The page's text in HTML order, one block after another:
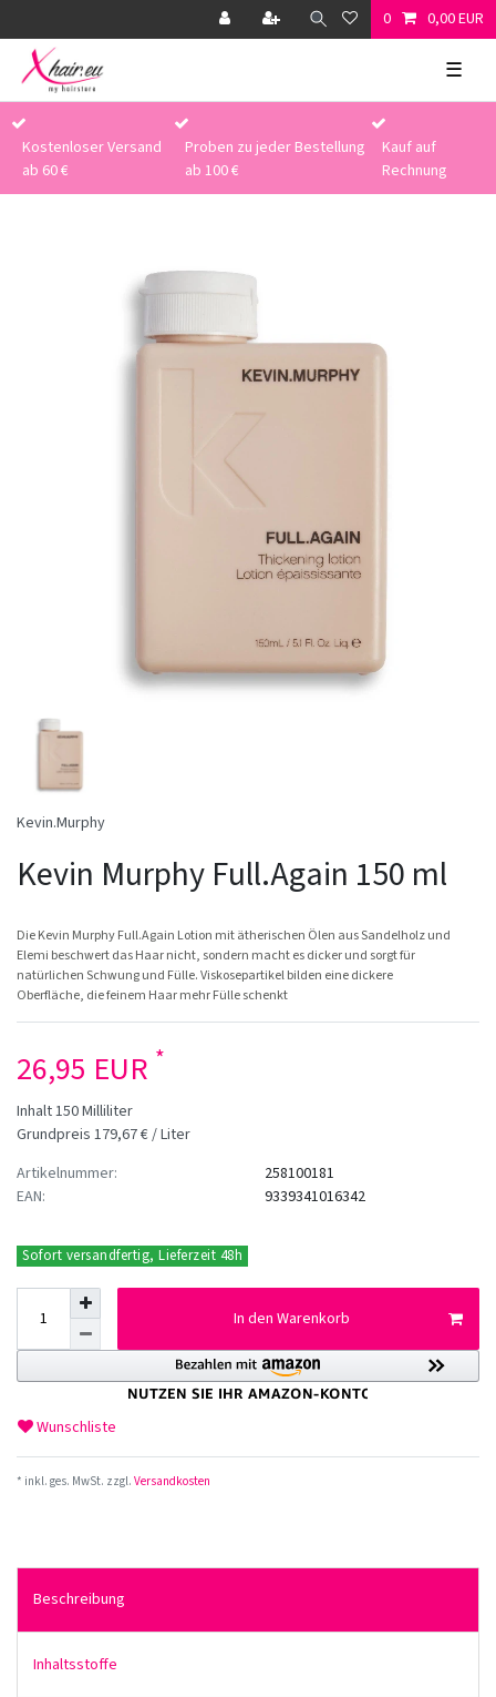
0 0,00 EUR
☰
Kostenloser Versand
ab 60 €
Proben zu jeder Bestellung
ab 100 €
Kauf auf
Rechnung
Kevin.Murphy
Kevin Murphy Full.Again 150 ml
Die Kevin Murphy Full.Again Lotion mit ätherischen Ölen aus Sandelholz und
Elemi beschwert das Haar nicht, sondern macht es dicker und sorgt für
natürlichen Schwung und Fülle. Viskosepartikel bilden eine dickere
Oberfläche, die feinem Haar mehr Fülle schenkt
26,95 EUR *
Inhalt150Milliliter
Grundpreis 179,67 € / Liter
Artikelnummer:
EAN:
258100181
9339341016342
Sofort versandfertig, Lieferzeit 48h
In den Warenkorb
Wunschliste
* inkl. ges. MwSt. zzgl. Versandkosten
Beschreibung
Inhaltsstoffe